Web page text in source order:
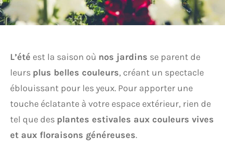
L’été est la saison où nos jardins se parent de
leurs plus belles couleurs, créant un spectacle
éblouissant pour les yeux. Pour apporter une
touche éclatante à votre espace extérieur, rien de
tel que des plantes estivales aux couleurs vives
et aux floraisons généreuses.